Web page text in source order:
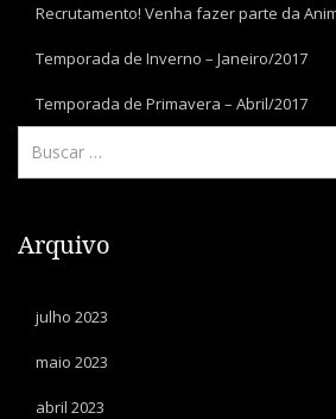
Recrutamento! Venha fazer parte da
Temporada de Inverno – Janeiro/2017
Temporada de Primavera – Abril/2017
Arquivo
julho 2023
maio 2023
abril 2023